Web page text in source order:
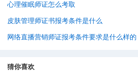
心理催眠师证怎么考取
皮肤管理师证书报考条件是什么
网络直播营销师证报考条件要求是什么样的
猜你喜欢